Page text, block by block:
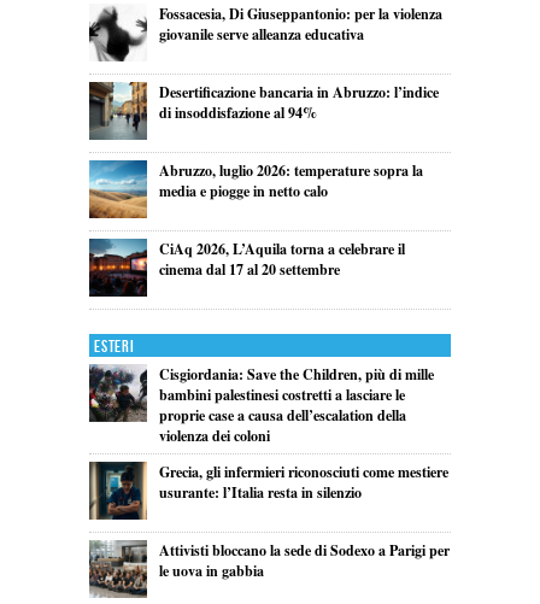
Fossacesia, Di Giuseppantonio: per la violenza
giovanile serve alleanza educativa
Desertificazione bancaria in Abruzzo: l’indice
di insoddisfazione al 94%
Abruzzo, luglio 2026: temperature sopra la
media e piogge in netto calo
CiAq 2026, L’Aquila torna a celebrare il
cinema dal 17 al 20 settembre
Esteri
Cisgiordania: Save the Children, più di mille
bambini palestinesi costretti a lasciare le
proprie case a causa dell’escalation della
violenza dei coloni
Grecia, gli infermieri riconosciuti come mestiere
usurante: l’Italia resta in silenzio
Attivisti bloccano la sede di Sodexo a Parigi per
le uova in gabbia